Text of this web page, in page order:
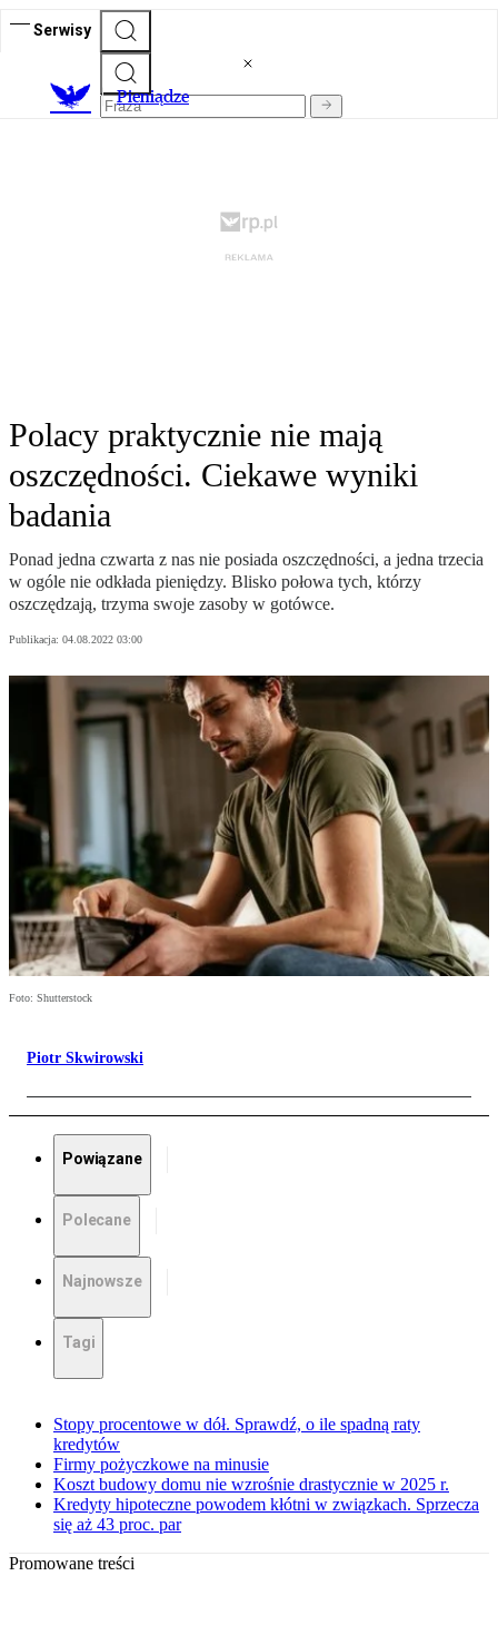
Serwisy
Pieniądze
Polacy praktycznie nie mają
oszczędności. Ciekawe wyniki
badania
Ponad jedna czwarta z nas nie posiada oszczędności, a jedna trzecia
w ogóle nie odkłada pieniędzy. Blisko połowa tych, którzy
oszczędzają, trzyma swoje zasoby w gotówce.
Publikacja: 04.08.2022 03:00
Foto: Shutterstock
Piotr Skwirowski
Powiązane
Polecane
Najnowsze
Tagi
Stopy procentowe w dół. Sprawdź, o ile spadną raty
kredytów
Firmy pożyczkowe na minusie
Koszt budowy domu nie wzrośnie drastycznie w 2025 r.
Kredyty hipoteczne powodem kłótni w związkach. Sprzecza
się aż 43 proc. par
Promowane treści